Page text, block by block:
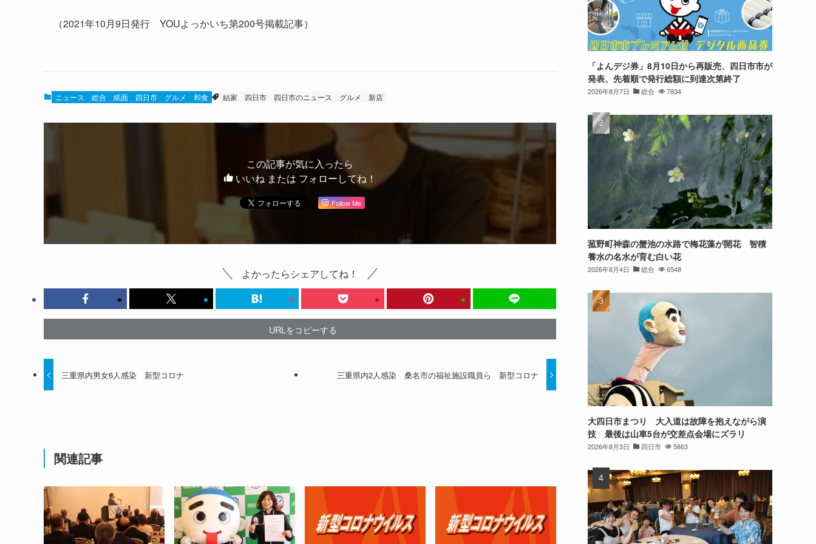
（2021年10月9日発行 YOUよっかいち第200号掲載記事）
ニュース 総合 紙面 四日市 グルメ 和食 結家 四日市 四日市のニュース グルメ 新店
この記事が気に入ったら
いいね または フォローしてね！
Follow Me
よかったらシェアしてね！
URLをコピーする
三重県内男女6人感染 新型コロナ 三重県内2人感染 桑名市の福祉施設職員ら 新型コロナ
関連記事
「よんデジ券」8月10日から再販売、四日市市が
発表、先着順で発行総額に到達次第終了
2026年8月7日 総合 7834
菰野町神森の蟹池の水路で梅花藻が開花 智積
養水の名水が育む白い花
2026年8月4日 総合 6548
大四日市まつり 大入道は故障を抱えながら演
技 最後は山車5台が交差点会場にズラリ
2026年8月3日 四日市 5863